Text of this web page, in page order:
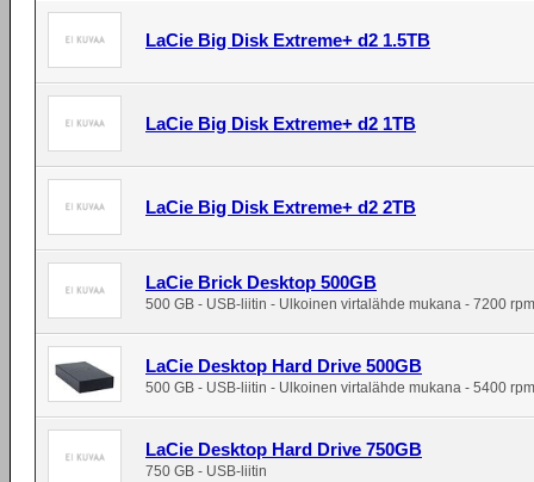
LaCie Big Disk Extreme+ d2 1.5TB
LaCie Big Disk Extreme+ d2 1TB
LaCie Big Disk Extreme+ d2 2TB
LaCie Brick Desktop 500GB
500 GB - USB-liitin - Ulkoinen virtalähde mukana - 7200 rpm
LaCie Desktop Hard Drive 500GB
500 GB - USB-liitin - Ulkoinen virtalähde mukana - 5400 rpm
LaCie Desktop Hard Drive 750GB
750 GB - USB-liitin